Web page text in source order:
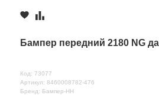
Бампер передний 2180 NG
Код: 73077
Артикул: 8460008782-476
Бренд: Бампер-НН